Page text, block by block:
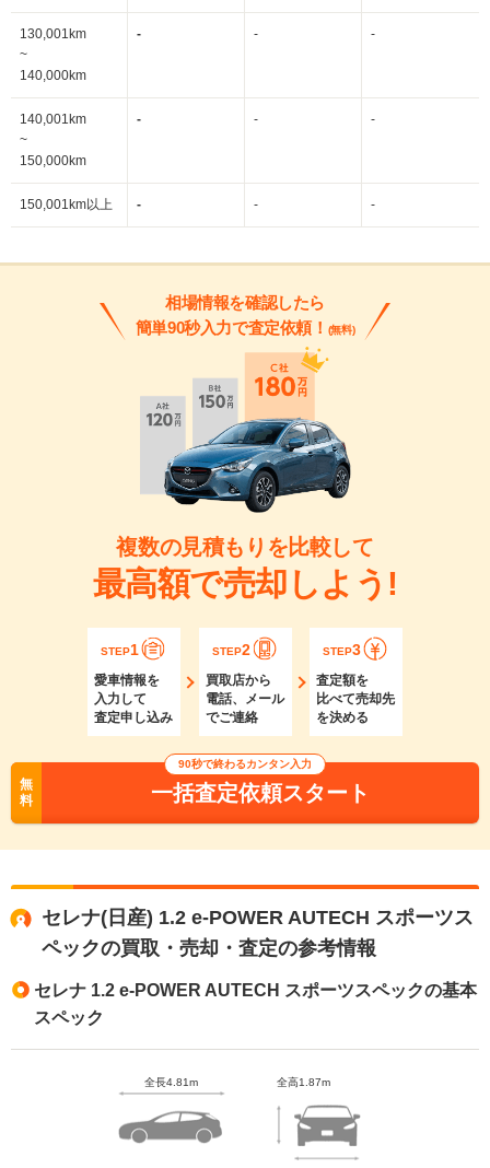
130,001km
~
140,000km
- - -
140,001km
~
150,000km
- - -
150,001km以上 - - -
相場情報を確認したら
簡単90秒入力で査定依頼！ (無料)
複数の見積もりを比較して
最高額で売却しよう!
STEP1
愛車情報を
入力して
査定申し込み
STEP2
買取店から
電話、メール
でご連絡
STEP3
査定額を
比べて売却先
を決める
無
料
90秒で終わるカンタン入力
一括査定依頼スタート
セレナ(日産) 1.2 e-POWER AUTECH スポーツス
ペックの買取・売却・査定の参考情報
セレナ 1.2 e-POWER AUTECH スポーツスペックの基本
スペック
全長4.81m 全高1.87m